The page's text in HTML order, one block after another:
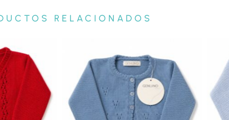
RELACIONADOS